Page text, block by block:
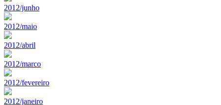
2012/junho
2012/maio
2012/abril
2012/marco
2012/fevereiro
2012/janeiro